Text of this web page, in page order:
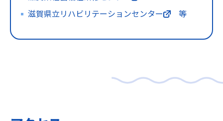
滋賀県立リハビリテーションセンター 等